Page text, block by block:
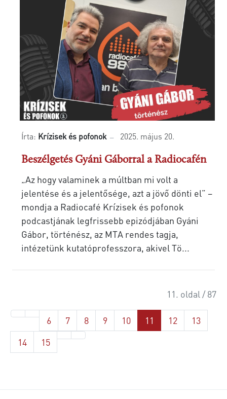
Írta: Krízisek és pofonok 2025. május 20.
Beszélgetés Gyáni Gáborral a Radiocafén
„Az hogy valaminek a múltban mi volt a
jelentése és a jelentősége, azt a jövő dönti el” –
mondja a Radiocafé Krízisek és pofonok
podcastjának legfrissebb epizódjában Gyáni
Gábor, történész, az MTA rendes tagja,
intézetünk kutatóprofesszora, akivel Tö...
11. oldal / 87
6 7 8 9 10 11 12
13
14
15